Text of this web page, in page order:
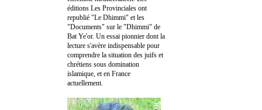
éditions Les Provinciales ont
republié "Le Dhimmi" et les
"Documents" sur le "Dhimmi" de
Bat Ye'or. Un essai pionnier dont la
lecture s'avère indispensable pour
comprendre la situation des juifs et
chrétiens sous domination
islamique, et en France
actuellement.